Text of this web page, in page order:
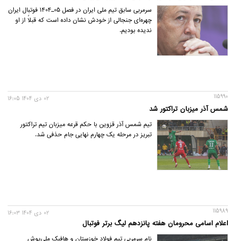
سرمربی سابق تیم ملی ایران در فصل 05‌ـ‌1404 فوتبال ایران
چهره‌ای جنجالی از خودش نشان داده است که قبلاً از او
ندیده بودیم.
115990
شمس آذر میزبان تراکتور شد
02 دی 1404 16:05
تیم شمس آذر قزوین با حکم قرعه میزبان تیم تراکتور
تبریز در مرحله یک چهارم نهایی جام حذفی شد.
115989
اعلام اسامی محرومان هفته پانزدهم لیگ برتر فوتبال
02 دی 1404 16:03
نام سرمربی تیم فولاد خوزستان و هافبک ملی‌پوش